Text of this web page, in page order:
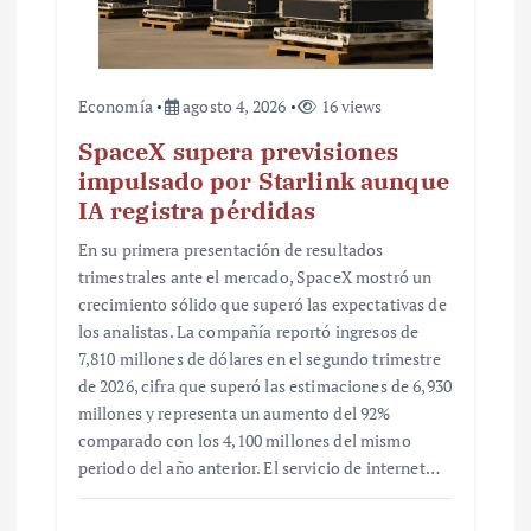
Economía agosto 4, 2026 16 views
SpaceX supera previsiones
impulsado por Starlink aunque
IA registra pérdidas
En su primera presentación de resultados
trimestrales ante el mercado, SpaceX mostró un
crecimiento sólido que superó las expectativas de
los analistas. La compañía reportó ingresos de
7,810 millones de dólares en el segundo trimestre
de 2026, cifra que superó las estimaciones de 6,930
millones y representa un aumento del 92%
comparado con los 4,100 millones del mismo
periodo del año anterior. El servicio de internet…